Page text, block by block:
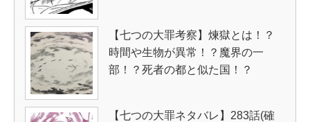
【七つの大罪考察】煉獄とは！？
時間や生物が異常！？魔界の一
部！？死者の都と似た国！？
【七つの大罪ネタバレ】283話(確